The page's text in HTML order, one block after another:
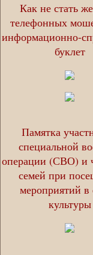
Как не стать
телефонных
информационно-
буклет
Памятка
специальной
операции (СВО) и
семей при
мероприятий в
культуры